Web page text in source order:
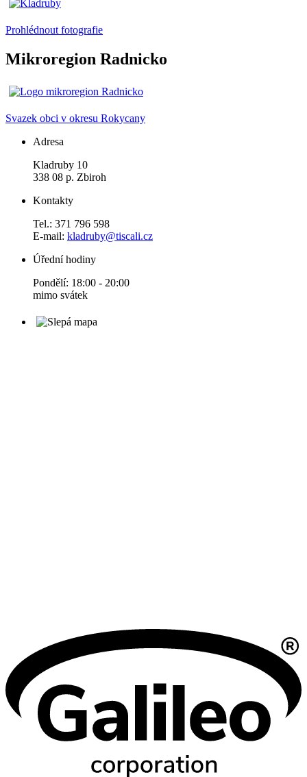
Prohlédnout fotografie
Mikroregion Radnicko
Svazek obci v okresu Rokycany
Adresa
Kladruby 10
338 08 p. Zbiroh
Kontakty
Tel.: 371 796 598
E-mail: kladruby@tiscali.cz
Úřední hodiny
Pondělí: 18:00 - 20:00
mimo svátek